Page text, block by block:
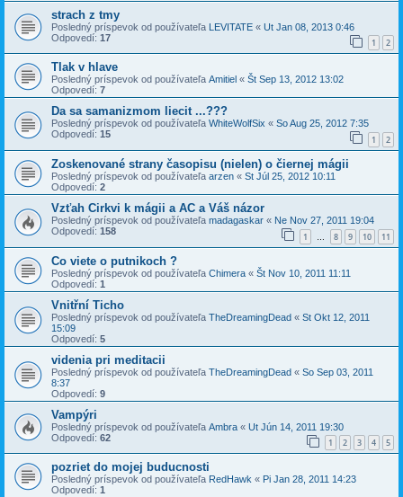
strach z tmy
Posledný príspevok od používateľa LEVITATE « Ut Jan 08, 2013 0:46
Odpovedí: 17 1 2
Tlak v hlave
Posledný príspevok od používateľa Amitiel « Št Sep 13, 2012 13:02
Odpovedí: 7
Da sa samanizmom liecit ...???
Posledný príspevok od používateľa WhiteWolfSix « So Aug 25, 2012 7:35
Odpovedí: 15 1 2
Zoskenované strany časopisu (nielen) o čiernej mágii
Posledný príspevok od používateľa arzen « St Júl 25, 2012 10:11
Odpovedí: 2
Vzťah Cirkvi k mágii a AC a Váš názor
Posledný príspevok od používateľa madagaskar « Ne Nov 27, 2011 19:04
Odpovedí: 158 1 … 8 9 10 11
Co viete o putnikoch ?
Posledný príspevok od používateľa Chimera « Št Nov 10, 2011 11:11
Odpovedí: 1
Vnitřní Ticho
Posledný príspevok od používateľa TheDreamingDead « St Okt 12, 2011
15:09
Odpovedí: 5
videnia pri meditacii
Posledný príspevok od používateľa TheDreamingDead « So Sep 03, 2011
8:37
Odpovedí: 9
Vampýri
Posledný príspevok od používateľa Ambra « Ut Jún 14, 2011 19:30
Odpovedí: 62 1 2 3 4 5
pozriet do mojej buducnosti
Posledný príspevok od používateľa RedHawk « Pi Jan 28, 2011 14:23
Odpovedí: 1